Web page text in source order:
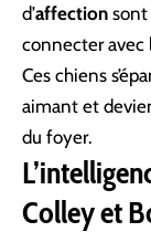
d’affection sont
connecter
Ces chiens
aimant et
du foyer.
Colley et